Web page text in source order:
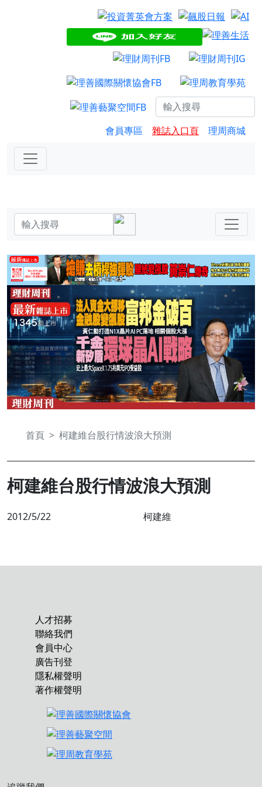
會員專區 雜誌入口頁 理周商城
首頁 柯建維台股行情波浪大預測
柯建維台股行情波浪大預測
2012/5/22 柯建維
人才招募
聯絡我們
會員中心
廣告刊登
隱私權聲明
著作權聲明